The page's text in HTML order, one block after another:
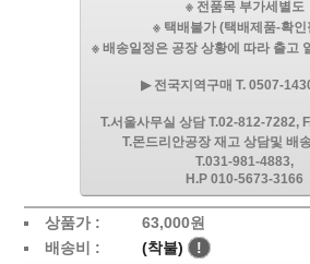
※ 전품목 부가세별도
※ 택배불가 (택배제품-확인
※ 배송일정은 공장 상황에 따라 출고
▶ 전국지역구매 T. 0507-
T.서울사무실 상담 T.02-812-7282,
T.몬드리안공장 재고 상담및 배
T.031-981-4883,
H.P 010-5673-3166
상품가 : 63,000원
배송비 :
(착불) !